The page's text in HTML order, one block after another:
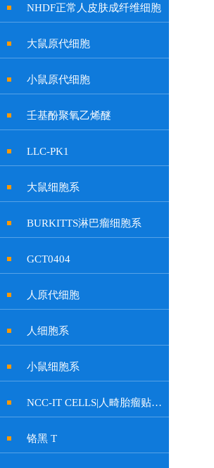
NHDF正常人皮肤成纤维细胞
大鼠原代细胞
小鼠原代细胞
壬基酚聚氧乙烯醚
LLC-PK1
大鼠细胞系
BURKITTS淋巴瘤细胞系
GCT0404
人原代细胞
人细胞系
小鼠细胞系
NCC-IT CELLS|人畸胎瘤贴壁细胞
铬黑 T